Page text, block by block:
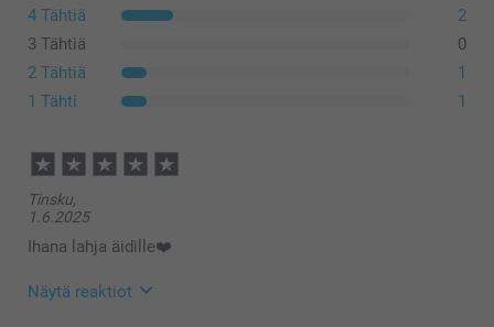
Keskikokoinen kukkaruukku
4 Tähtiä
2
3 Tähtiä
0
2 Tähtiä
1
1 Tähti
1
Tinsku,
1.6.2025
Ihana lahja äidille❤️
Näytä reaktiot